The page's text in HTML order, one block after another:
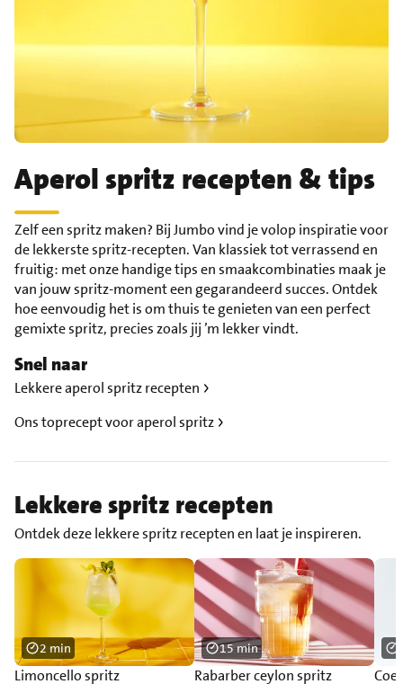
Aperol spritz recepten & tips
Zelf een spritz maken? Bij Jumbo vind je volop inspiratie voor
de lekkerste spritz-recepten. Van klassiek tot verrassend en
fruitig: met onze handige tips en smaakcombinaties maak je
van jouw spritz-moment een gegarandeerd succes. Ontdek
hoe eenvoudig het is om thuis te genieten van een perfect
gemixte spritz, precies zoals jij ’m lekker vindt.
Snel naar
Lekkere aperol spritz recepten
Ons toprecept voor aperol spritz
Lekkere spritz recepten
Ontdek deze lekkere spritz recepten en laat je inspireren.
Limoncello spritz
2 min
Rabarber ceylon spritz
15 min